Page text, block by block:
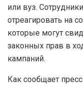
или вуз.
отреагировать на
которые могут
законных прав в
кампаний.
Как сообщает